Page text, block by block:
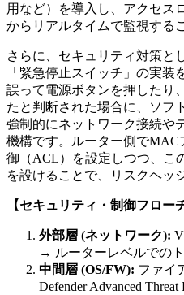
用など）を導入し、アクセス
からリアルタイムで監視する
さらに、セキュリティ対策と
「緊急停止スイッチ」の実
誤って電源ボタンを押したり
たと判断された場合に、ソフ
強制的にネットワーク接続や
機構です。ルーター側でMAC
御（ACL）を設定しつつ、こ
を設けることで、リスクヘッ
【セキュリティ・制御フロー
外部層 (ネットワーク):
→ ルーターレベルでの
中間層 (OS/FW): ファイ
Defender Advanced